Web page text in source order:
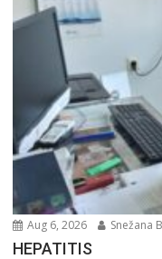
Aug 6, 2026 Snežana
HEPATITIS